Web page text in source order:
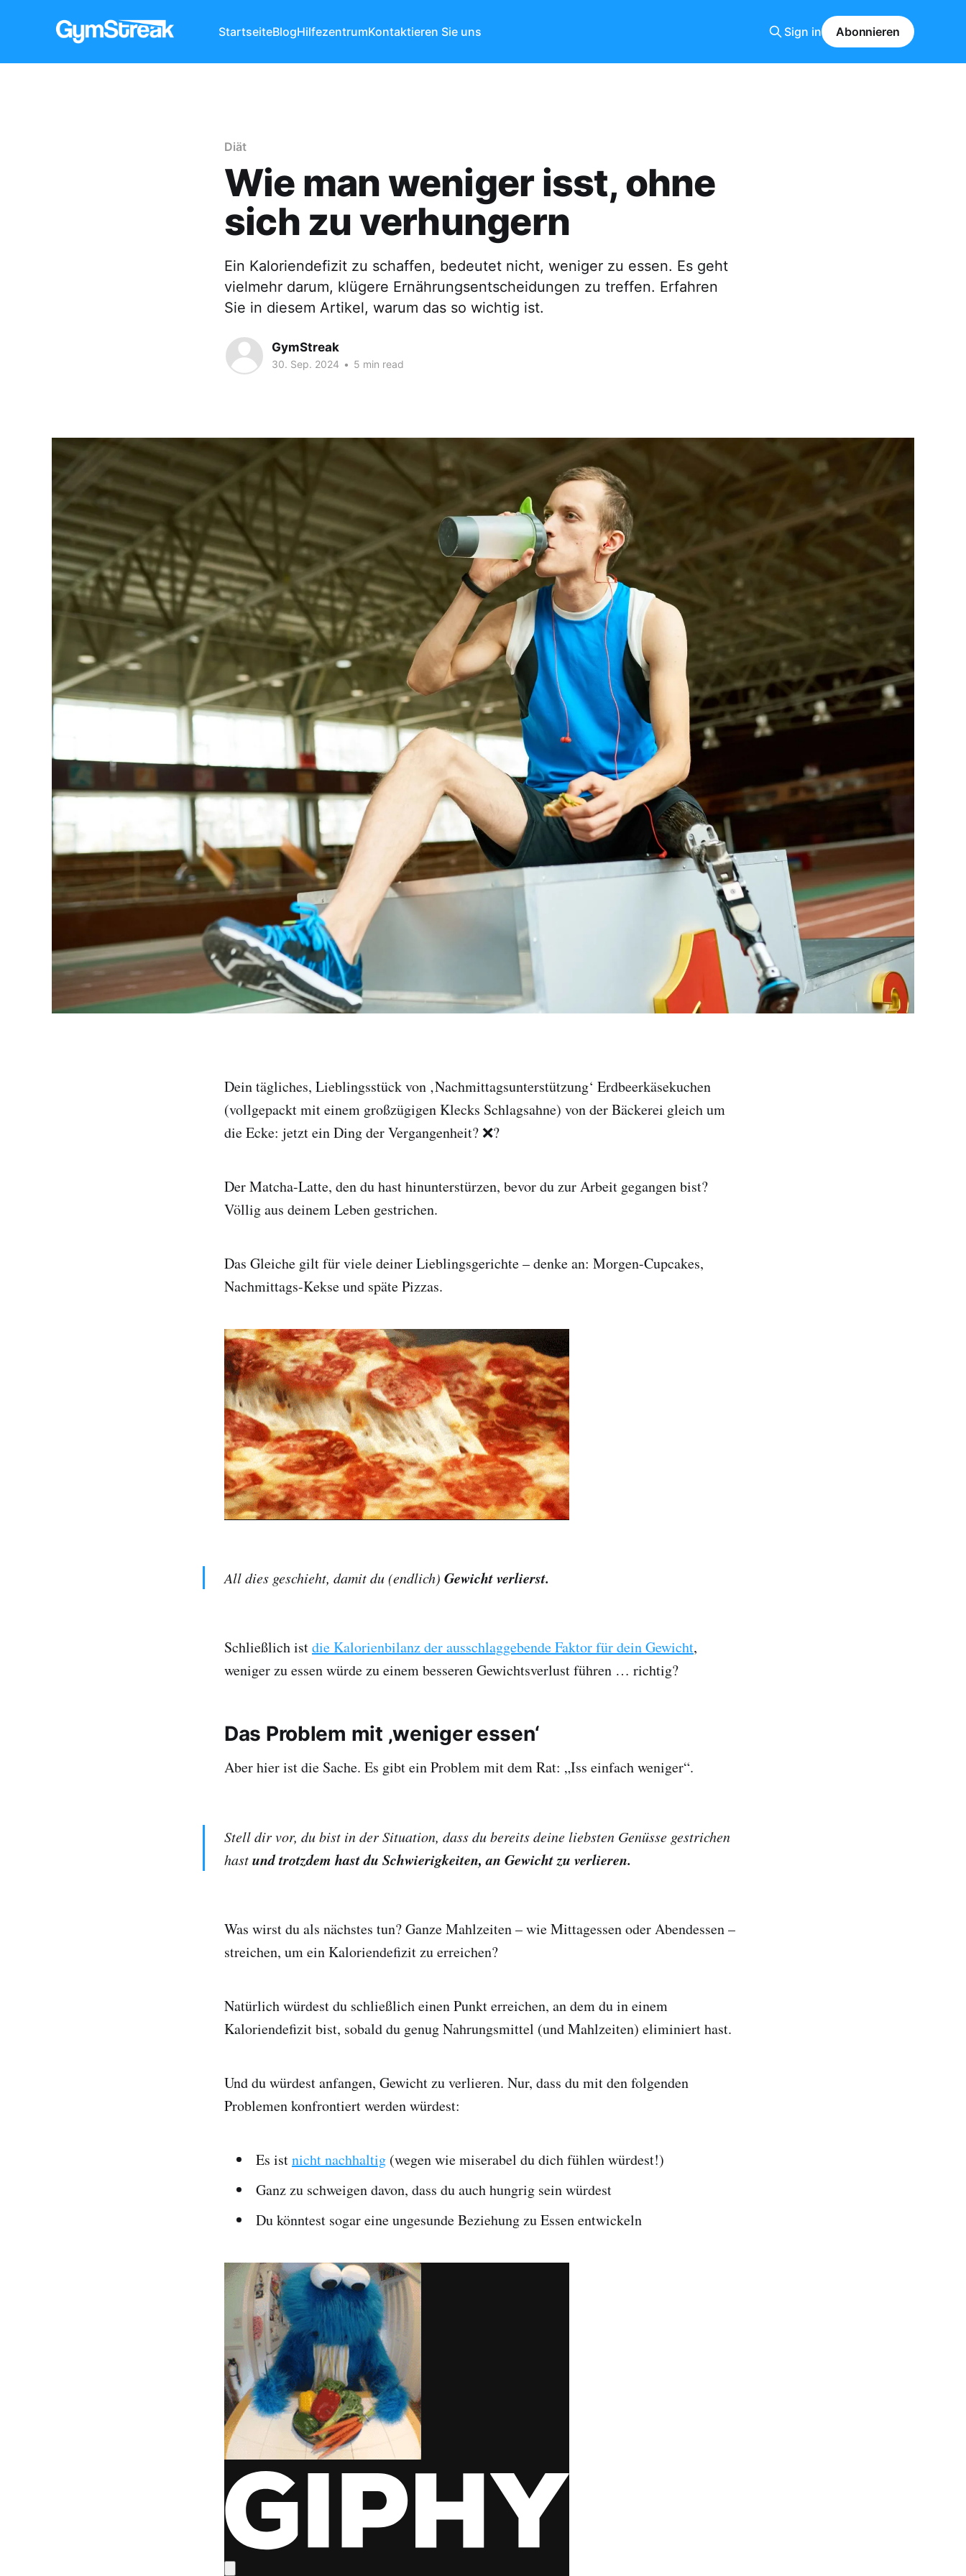
StartseiteBlogHilfezentrumKontaktieren Sie uns Sign in Abonnieren
Diät
Wie man weniger isst, ohne
sich zu verhungern
Ein Kaloriendefizit zu schaffen, bedeutet nicht, weniger zu essen. Es geht
vielmehr darum, klügere Ernährungsentscheidungen zu treffen. Erfahren
Sie in diesem Artikel, warum das so wichtig ist.
GymStreak
30. Sep. 2024 • 5 min read
Dein tägliches, Lieblingsstück von ‚Nachmittagsunterstützung‘ Erdbeerkäsekuchen
(vollgepackt mit einem großzügigen Klecks Schlagsahne) von der Bäckerei gleich um
die Ecke: jetzt ein Ding der Vergangenheit? ❌?
Der Matcha-Latte, den du hast hinunterstürzen, bevor du zur Arbeit gegangen bist?
Völlig aus deinem Leben gestrichen.
Das Gleiche gilt für viele deiner Lieblingsgerichte – denke an: Morgen-Cupcakes,
Nachmittags-Kekse und späte Pizzas.
All dies geschieht, damit du (endlich) Gewicht verlierst.
Schließlich istdie Kalorienbilanz der ausschlaggebende Faktor für dein Gewicht,
weniger zu essen würde zu einem besseren Gewichtsverlust führen … richtig?
Das Problem mit ‚weniger essen‘
Aber hier ist die Sache. Es gibt ein Problem mit dem Rat: „Iss einfach weniger“.
Stell dir vor, du bist in der Situation, dass du bereits deine liebsten Genüsse gestrichen
hastund trotzdem hast du Schwierigkeiten, an Gewicht zu verlieren.
Was wirst du als nächstes tun? Ganze Mahlzeiten – wie Mittagessen oder Abendessen –
streichen, um ein Kaloriendefizit zu erreichen?
Natürlich würdest du schließlich einen Punkt erreichen, an dem du in einem
Kaloriendefizit bist, sobald du genug Nahrungsmittel (und Mahlzeiten) eliminiert hast.
Und du würdest anfangen, Gewicht zu verlieren. Nur, dass du mit den folgenden
Problemen konfrontiert werden würdest:
Es istnicht nachhaltig (wegen wie miserabel du dich fühlen würdest!)
Ganz zu schweigen davon, dass du auch hungrig sein würdest
Du könntest sogar eine ungesunde Beziehung zu Essen entwickeln